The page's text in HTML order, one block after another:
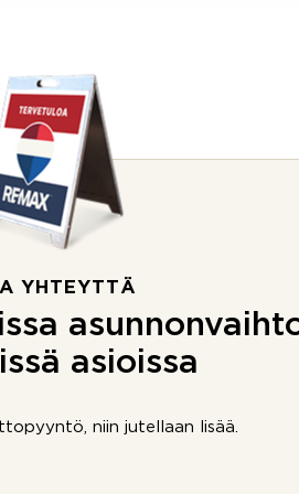
YHTEYTTÄ
asioissa
niin jutellaan lisää.